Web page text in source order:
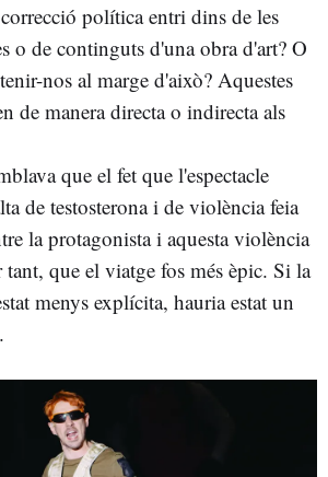
política entri dins de les
o de continguts d'una obra d'art? O
nos al marge d'això? Aquestes
de manera directa o indirecta als
que el fet que l'espectacle
de testosterona i de violència feia
la protagonista i aquesta violència
que el viatge fos més èpic. Si la
menys explícita, hauria estat un